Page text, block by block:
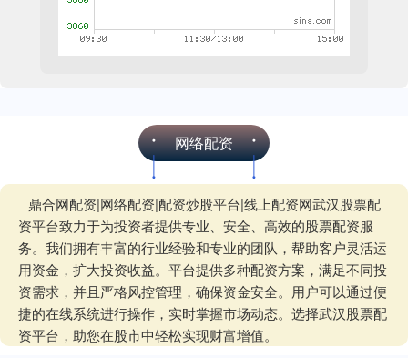
网络配资
鼎合网配资|网络配资|配资炒股平台|线上配资网武汉股票配
资平台致力于为投资者提供专业、安全、高效的股票配资服
务。我们拥有丰富的行业经验和专业的团队，帮助客户灵活运
用资金，扩大投资收益。平台提供多种配资方案，满足不同投
资需求，并且严格风控管理，确保资金安全。用户可以通过便
捷的在线系统进行操作，实时掌握市场动态。选择武汉股票配
资平台，助您在股市中轻松实现财富增值。